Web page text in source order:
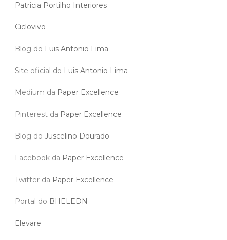
Patricia Portilho Interiores
Ciclovivo
Blog do Luis Antonio Lima
Site oficial do Luis Antonio Lima
Medium da Paper Excellence
Pinterest da Paper Excellence
Blog do Juscelino Dourado
Facebook da Paper Excellence
Twitter da Paper Excellence
Portal do BHELEDN
Elevare